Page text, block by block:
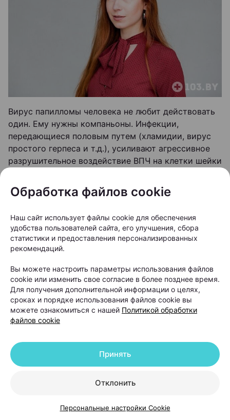
Вирус папилломы человека не любит действовать
один. Ему нужны компаньоны. Инфекции,
передающиеся половым путем (хламидии, вирус
простого герпеса и т.д.), усиливают агрессивное
разрушительное воздействие ВПЧ на клетки шейки
— Генетика в данном случае не считается
заболевания. Однако важно помнить о том, что
существует определенная наследственная
предрасположенность. Именно поэтому во время
консультации гинеколог должен интересоваться у
женщины здоровьем её матери и бабушки. К
сожалению, в нашей культуре многие темы по-
прежнему остаются табуированными: зачастую
женщины не знают, какими гинекологическими
заболеваниями страдали их родственницы.
Болезнь можно предотвратить
гинекологи не устают говорить о том, что рак
обнаружить на ранних стадиях, когда лечение
Обработка файлов cookie
Наш сайт использует файлы cookie для обеспечения
удобства пользователей сайта, его улучшения, сбора
статистики и предоставления персонализированных
рекомендаций.
Вы можете настроить параметры использования файлов
cookie или изменить свое согласие в более позднее время.
Для получения дополнительной информации о целях,
сроках и порядке использования файлов cookie вы
можете ознакомиться с нашей Политикой обработки
файлов cookie
Отклонить
Принять
Персональные настройки Cookie